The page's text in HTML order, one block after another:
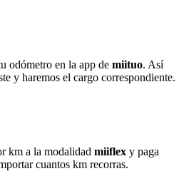
odómetro en la app de miituo. Así
y haremos el cargo correspondiente.
km a la modalidad miiflex y paga
cuantos km recorras.